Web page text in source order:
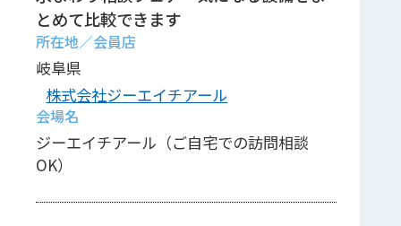
とめて比較できます
岐阜県
株式会社ジーエイチアール
ジーエイチアール（ご自宅での訪問相談
OK）